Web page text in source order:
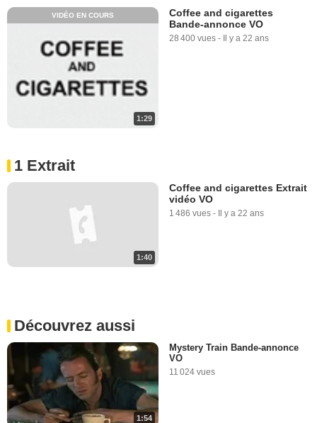
1:29
VIDÉO EN COURS
Coffee and cigarettes
Bande-annonce VO
28 400 vues - Il y a 22 ans
1 Extrait
1:40
Coffee and cigarettes Extrait
vidéo VO
1 486 vues - Il y a 22 ans
Découvrez aussi
1:54
Mystery Train Bande-annonce
VO
11 024 vues